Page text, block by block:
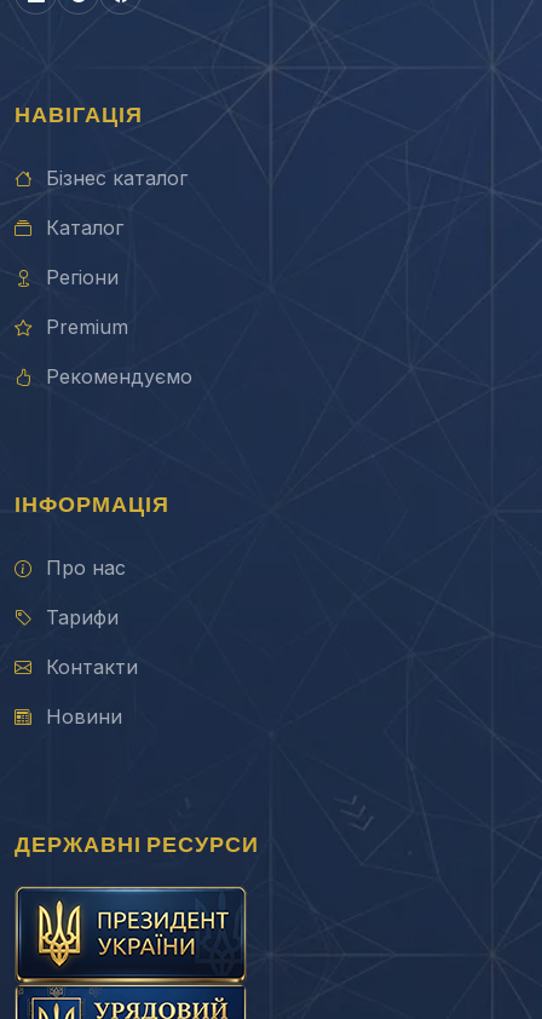
НАВІГАЦІЯ
Бізнес каталог
Каталог
Регіони
Premium
Рекомендуємо
ІНФОРМАЦІЯ
Про нас
Тарифи
Контакти
Новини
ДЕРЖАВНІ РЕСУРСИ